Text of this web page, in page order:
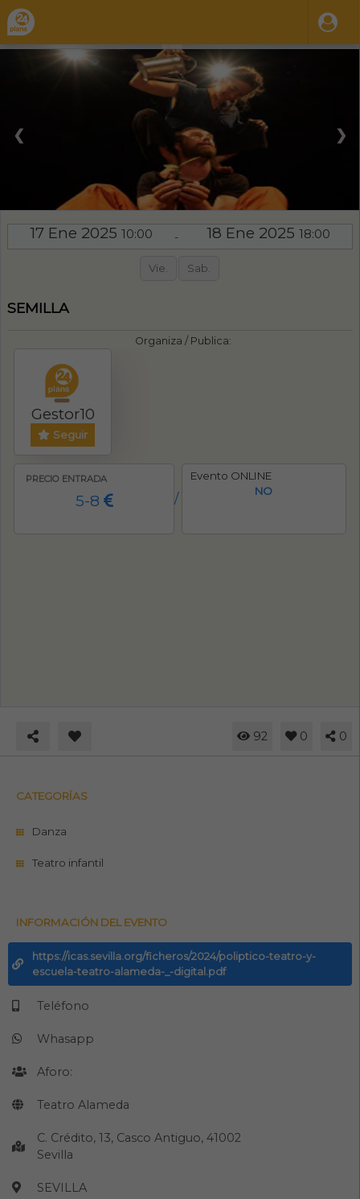
❮ ❯
17 Ene 202510:00 - 18 Ene 2025 18:00
Vie. Sab.
SEMILLA
Organiza / Publica:
Gestor10
Seguir
PRECIO ENTRADA
5-8 /
Evento ONLINE
NO
92 0 0
CATEGORÍAS
Danza
Teatro infantil
INFORMACIÓN DEL EVENTO
https://icas.sevilla.org/ficheros/2024/poliptico-teatro-y-
escuela-teatro-alameda-_-digital.pdf
Teléfono
Whasapp
Aforo:
Teatro Alameda
C. Crédito, 13, Casco Antiguo, 41002
Sevilla
SEVILLA